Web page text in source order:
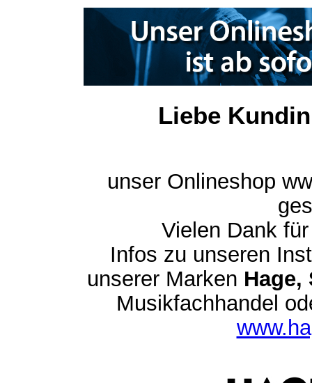
Liebe
unser Onlineshop
Vielen Dank
Infos zu unseren
unserer Marken Hage,
Musikfachhandel